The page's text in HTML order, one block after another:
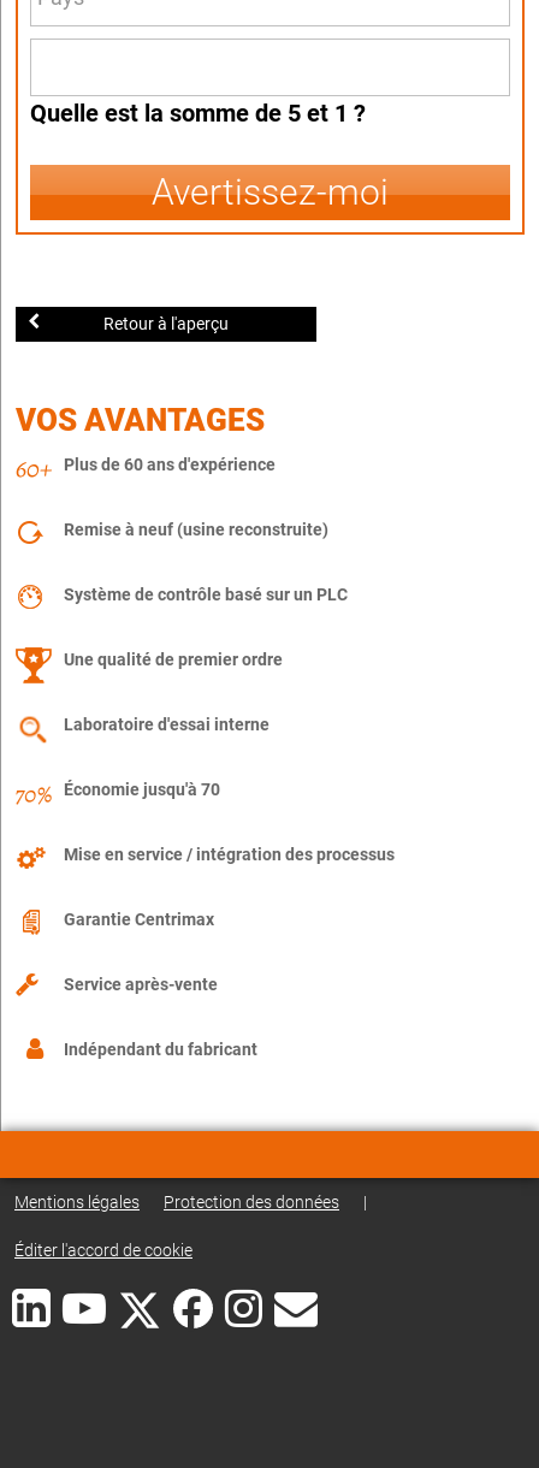
Quelle est la somme de 5 et 1 ?
Avertissez-moi
Retour à l'aperçu
VOS AVANTAGES
Plus de 60 ans d'expérience
Remise à neuf (usine reconstruite)
Système de contrôle basé sur un PLC
Une qualité de premier ordre
Laboratoire d'essai interne
Économie jusqu'à 70
Mise en service / intégration des processus
Garantie Centrimax
Service après-vente
Indépendant du fabricant
Mentions légales Protection des données |
Éditer l'accord de cookie